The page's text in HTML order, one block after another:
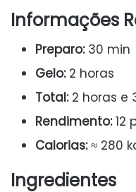
Informações
Preparo:30 min
Gelo:2 horas
Total:2 horas e
Rendimento:12
Calorias:≈ 280
Ingredientes